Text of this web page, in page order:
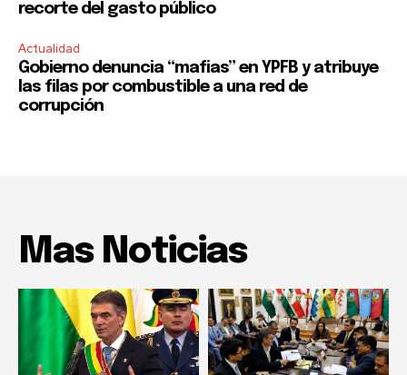
recorte del gasto público
Actualidad
Gobierno denuncia “mafias” en YPFB y atribuye
las filas por combustible a una red de
corrupción
Mas Noticias